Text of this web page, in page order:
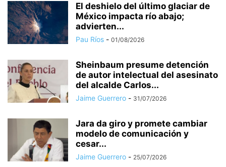
El deshielo del último glaciar de
México impacta río abajo;
advierten...
Pau Ríos - 01/08/2026
Sheinbaum presume detención
de autor intelectual del asesinato
del alcalde Carlos...
Jaime Guerrero - 31/07/2026
Jara da giro y promete cambiar
modelo de comunicación y
cesar...
Jaime Guerrero - 25/07/2026